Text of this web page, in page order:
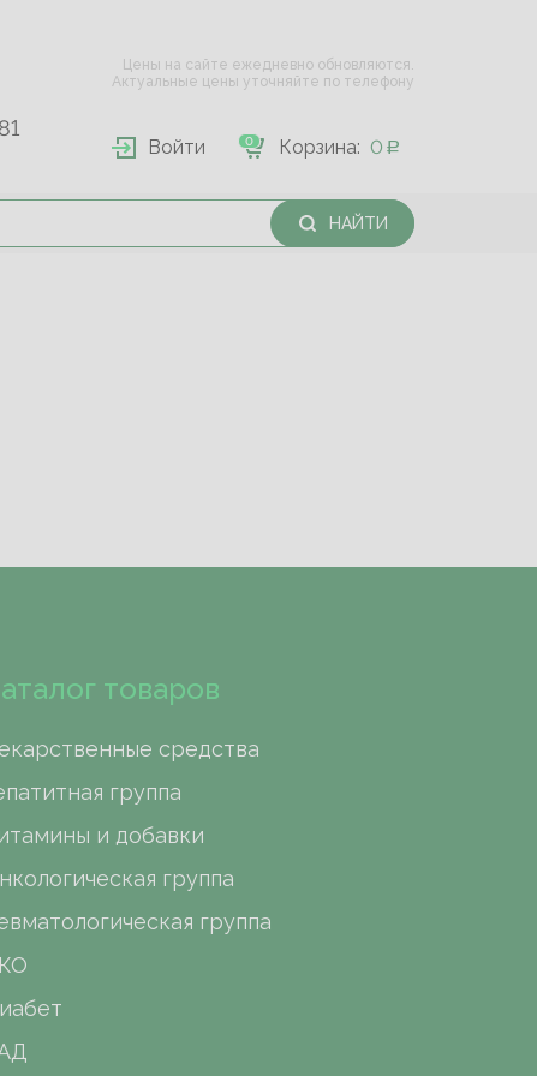
Цены на сайте ежедневно обновляются.
Актуальные цены уточняйте по телефону
Войти Корзина: 0
0
НАЙТИ
товаров
средства
группа
и добавки
группа
группа